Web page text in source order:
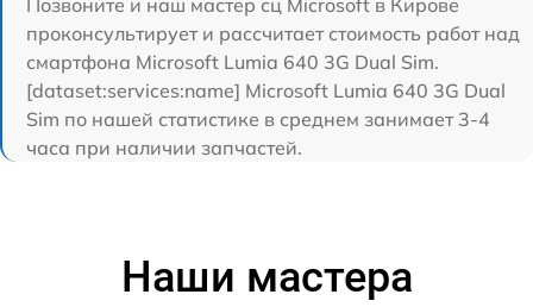
проконсультирует и рассчитает стоимость работ над
смартфона Microsoft Lumia 640 3G Dual Sim.
[dataset:services:name] Microsoft Lumia 640 3G Dual
Sim по нашей статистике в среднем занимает 3-4
часа при наличии запчастей.
Наши мастера